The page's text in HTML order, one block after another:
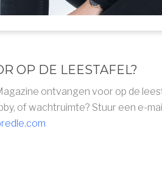
OP DE LEESTAFEL?
ontvangen voor op de
of wachtruimte? Stuur een e-